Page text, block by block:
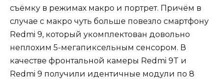
съёмку в режимах макро и портрет. Причём в
случае с макро чуть больше повезло смартфону
Redmi 9, который укомплектован довольно
неплохим 5-мегапиксельным сенсором. В
качестве фронтальной камеры Redmi 9T и
Redmi 9 получили идентичные модули по 8